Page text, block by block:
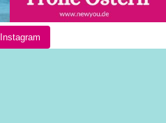
Instagram